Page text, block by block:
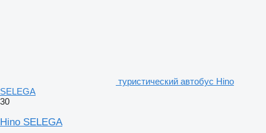
туристический автобус Hino
SELEGA
30
Hino SELEGA